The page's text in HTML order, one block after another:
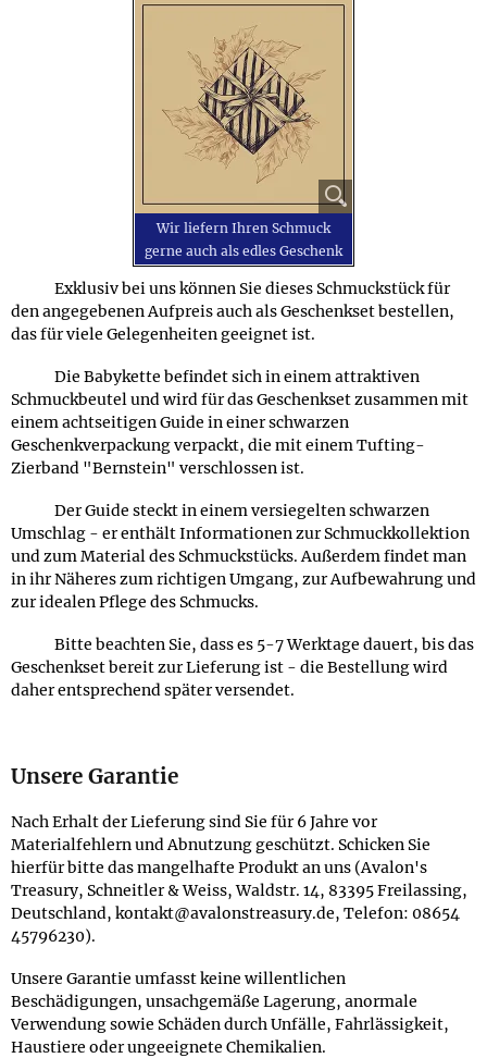
Wir liefern Ihren Schmuck
gerne auch als edles Geschenk
Exklusiv bei uns können Sie dieses Schmuckstück für
den angegebenen Aufpreis auch als Geschenkset bestellen,
das für viele Gelegenheiten geeignet ist.
Die Babykette befindet sich in einem attraktiven
Schmuckbeutel und wird für das Geschenkset zusammen mit
einem achtseitigen Guide in einer schwarzen
Geschenkverpackung verpackt, die mit einem Tufting-
Zierband "Bernstein" verschlossen ist.
Der Guide steckt in einem versiegelten schwarzen
Umschlag - er enthält Informationen zur Schmuckkollektion
und zum Material des Schmuckstücks. Außerdem findet man
in ihr Näheres zum richtigen Umgang, zur Aufbewahrung und
zur idealen Pflege des Schmucks.
Bitte beachten Sie, dass es 5-7 Werktage dauert, bis das
Geschenkset bereit zur Lieferung ist - die Bestellung wird
daher entsprechend später versendet.
Unsere Garantie
Nach Erhalt der Lieferung sind Sie für 6 Jahre vor
Materialfehlern und Abnutzung geschützt. Schicken Sie
hierfür bitte das mangelhafte Produkt an uns (Avalon's
Treasury, Schneitler & Weiss, Waldstr. 14, 83395 Freilassing,
Deutschland, kontakt@avalonstreasury.de, Telefon: 08654
45796230).
Unsere Garantie umfasst keine willentlichen
Beschädigungen, unsachgemäße Lagerung, anormale
Verwendung sowie Schäden durch Unfälle, Fahrlässigkeit,
Haustiere oder ungeeignete Chemikalien.